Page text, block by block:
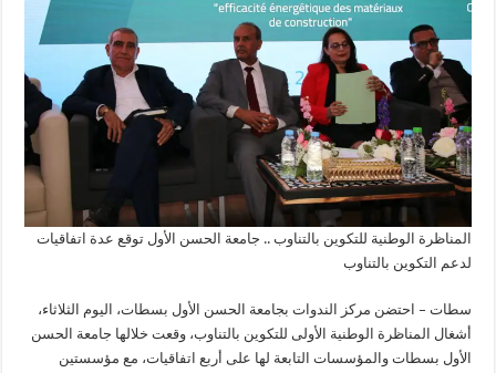
المناظرة الوطنية للتكوين بالتناوب .. جامعة الحسن الأول توقع عدة اتفاقيات
لدعم التكوين بالتناوب
سطات – احتضن مركز الندوات بجامعة الحسن الأول بسطات، اليوم الثلاثاء،
أشغال المناظرة الوطنية الأولى للتكوين بالتناوب، وقعت خلالها جامعة الحسن
الأول بسطات والمؤسسات التابعة لها على أربع اتفاقيات، مع مؤسستين